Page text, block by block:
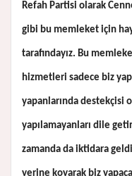
Refah Partisi olarak
gibi bu memleket için
tarafındayız. Bu
hizmetleri sadece biz
yapanlarında destekçisi
yapılamayanları dile
zamanda da iktidara
yerine koyarak biz